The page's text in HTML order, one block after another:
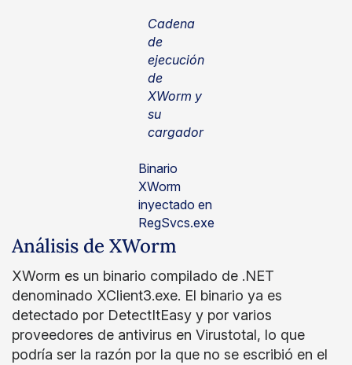
Cadena
de
ejecución
de
XWorm y
su
cargador
Binario
XWorm
inyectado en
RegSvcs.exe
Análisis de XWorm
XWorm es un binario compilado de .NET
denominado XClient3.exe. El binario ya es
detectado por DetectItEasy y por varios
proveedores de antivirus en Virustotal, lo que
podría ser la razón por la que no se escribió en el